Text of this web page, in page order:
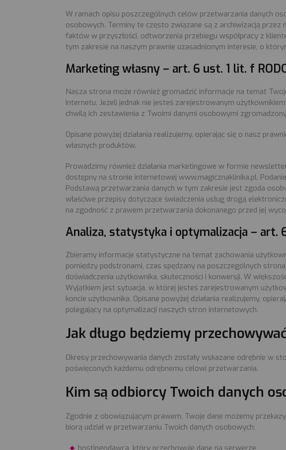
W ramach opisu poszczególnych celów przetwarzania danych
osobowych. Terminy te często związane są z archiwizacją
faktów w przyszłości, odtworzenia przebiegu współpracy z
tym zakresie na naszym prawnie uzasadnionym interesie, o
Marketing własny – art. 6 ust. 1 lit. f
Nasza strona może również gromadzić informacje na temat
Internetu. Jeżeli jednak nie jesteś zarejestrowanym
chwilą ich zestawienia z Twoimi danymi osobowymi
Opisane powyżej działania realizujemy, opierając się o nasz
własnych produktów.
Prowadzimy również działania marketingowe w formie
dostępny na stronie internetowej www.magicznaklinika.pl.
Podstawą przetwarzania danych w tym zakresie jest zgoda
właściwe przepisy dotyczące świadczenia usług drogą
na zgodność z prawem przetwarzania dokonanego przed jej
Analiza, statystyka i optymalizacja – art.
Zbieramy informacje statystyczne na temat zachowania
pomiędzy podstronami, czas spędzany na poszczególnych
doświadczenia użytkownika, skuteczności i konwersji. W
Wyjątkiem jest sytuacja, w której jesteś zarejestrowanym
koncie użytkownika. Opisane powyżej działania realizujemy,
polegający na optymalizacji naszych stron internetowych.
Jak długo będziemy
Okresy przechowywania danych zostały wskazane odrębnie w
poświęconych każdemu odrębnemu celowi przetwarzania.
Kim są odbiorcy Twoich danych
Zgodnie z obowiązującym prawem, Twoje dane możemy
biorą udział w przetwarzaniu Twoich danych osobowych:
hostingodawca, który przechowuje dane na serwerze,